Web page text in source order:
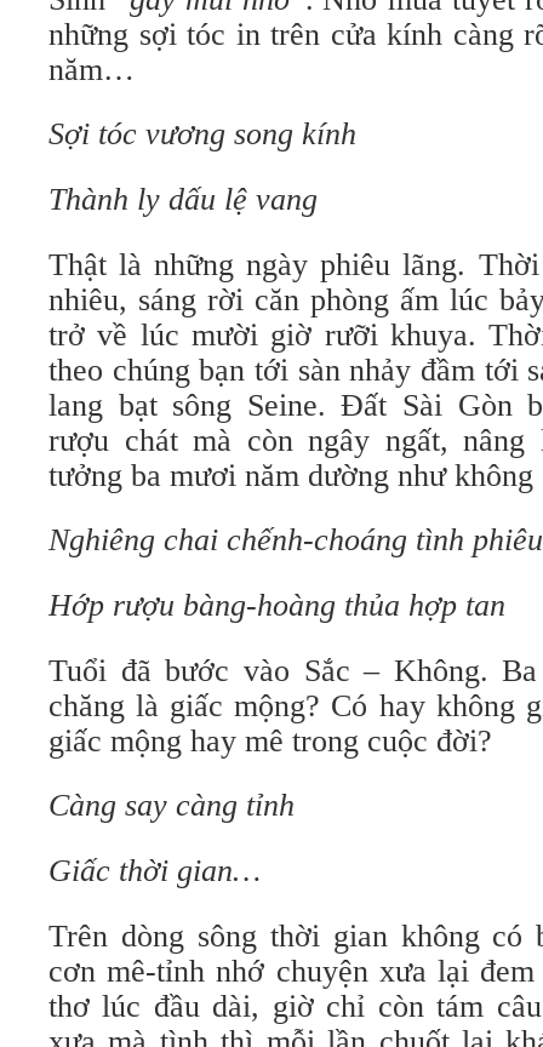
những sợi tóc in trên cửa kính càng
năm…
Sợi tóc vương song kính
Thành ly dấu lệ vang
Thật là những ngày phiêu lãng.
nhiêu, sáng rời căn phòng ấm lúc
trở về lúc mười giờ rưỡi khuya.
theo chúng bạn tới sàn nhảy đầm tới
lang bạt sông Seine. Đất Sài Gòn
rượu chát mà còn ngây ngất,
tưởng ba mươi năm dường như
Nghiêng chai chếnh-choáng tình
Hớp rượu bàng-hoàng thủa hợp tan
Tuổi đã bước vào Sắc – Không.
chăng là giấc mộng? Có hay không
giấc mộng hay mê trong cuộc đời?
Càng say càng tỉnh
Giấc thời gian…
Trên dòng sông thời gian không có
cơn mê-tỉnh nhớ chuyện xưa lại
thơ lúc đầu dài, giờ chỉ còn tám